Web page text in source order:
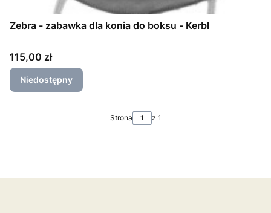
Zebra - zabawka dla konia do boksu - Kerbl
Cena
115,00 zł
Niedostępny
Strona z 1